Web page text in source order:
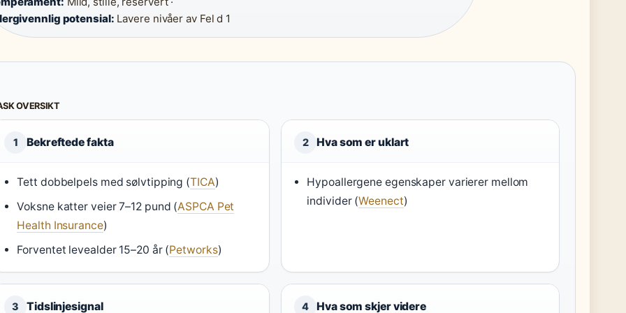
potensial: Lavere nivåer av Fel d 1
OVERSIKT
1 Bekreftede fakta
Tett dobbelpels med sølvtipping (TICA)
Voksne katter veier 7–12 pund (ASPCA Pet
Health Insurance)
Forventet levealder 15–20 år (Petworks)
2 Hva som er uklart
Hypoallergene egenskaper varierer mellom
individer (Weenect)
3 Tidslinjesignal 4 Hva som skjer videre